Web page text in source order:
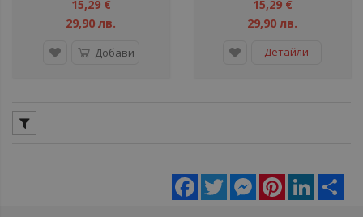
15,29 €
29,90 лв.
Добави
15,29 €
29,90 лв.
Детайли
Facebook
Twitter MessengerPinterestLinkedIn